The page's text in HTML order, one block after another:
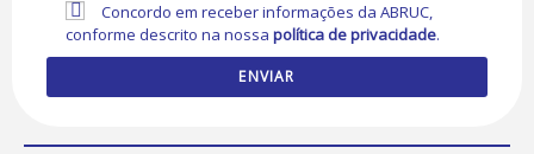
Concordo em receber informações da ABRUC,
conforme descrito na nossapolítica de privacidade.